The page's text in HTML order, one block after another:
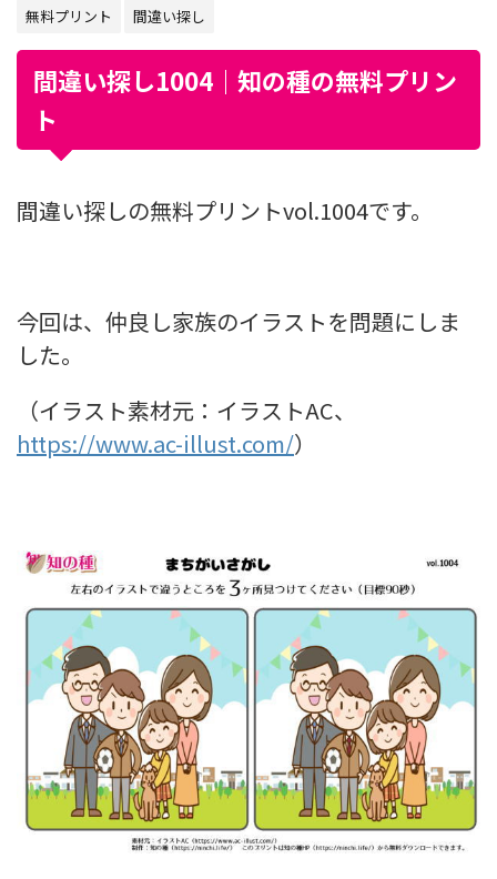
無料プリント 間違い探し
間違い探し1004｜知の種の無料プリン
ト
間違い探しの無料プリントvol.1004です。
今回は、仲良し家族のイラストを問題にしま
した。
（イラスト素材元：イラストAC、
https://www.ac-illust.com/）